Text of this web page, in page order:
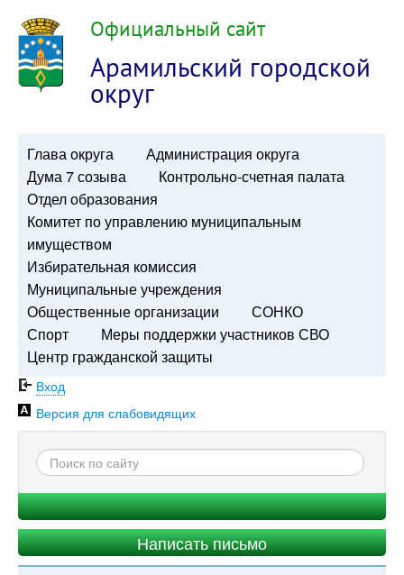
Официальный сайт
Арамильский городской
округ
Глава округа
Администрация округа
Дума 7 созыва
Контрольно-счетная палата
Отдел образования
Комитет по управлению муниципальным
имуществом
Избирательная комиссия
Муниципальные учреждения
Общественные организации
СОНКО
Спорт
Меры поддержки участников СВО
Центр гражданской защиты
Вход
Версия для слабовидящих
Написать письмо